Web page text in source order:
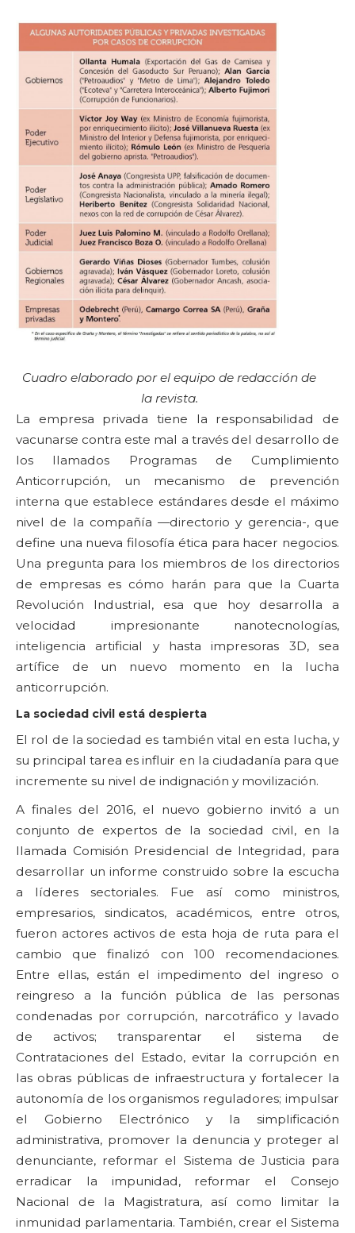
Cuadro elaborado por el equipo de redacción de
la revista.
La empresa privada tiene la responsabilidad de
vacunarse contra este mal a través del desarrollo de
los llamados Programas de Cumplimiento
Anticorrupción, un mecanismo de prevención
interna que establece estándares desde el máximo
nivel de la compañía —directorio y gerencia-, que
define una nueva filosofía ética para hacer negocios.
Una pregunta para los miembros de los directorios
de empresas es cómo harán para que la Cuarta
Revolución Industrial, esa que hoy desarrolla a
velocidad impresionante nanotecnologías,
inteligencia artificial y hasta impresoras 3D, sea
artífice de un nuevo momento en la lucha
anticorrupción.
La sociedad civil está despierta
El rol de la sociedad es también vital en esta lucha, y
su principal tarea es influir en la ciudadanía para que
incremente su nivel de indignación y movilización.
A finales del 2016, el nuevo gobierno invitó a un
conjunto de expertos de la sociedad civil, en la
llamada Comisión Presidencial de Integridad, para
desarrollar un informe construido sobre la escucha
a líderes sectoriales. Fue así como ministros,
empresarios, sindicatos, académicos, entre otros,
fueron actores activos de esta hoja de ruta para el
cambio que finalizó con 100 recomendaciones.
Entre ellas, están el impedimento del ingreso o
reingreso a la función pública de las personas
condenadas por corrupción, narcotráfico y lavado
de activos; transparentar el sistema de
Contrataciones del Estado, evitar la corrupción en
las obras públicas de infraestructura y fortalecer la
autonomía de los organismos reguladores; impulsar
el Gobierno Electrónico y la simplificación
administrativa, promover la denuncia y proteger al
denunciante, reformar el Sistema de Justicia para
erradicar la impunidad, reformar el Consejo
Nacional de la Magistratura, así como limitar la
inmunidad parlamentaria. También, crear el Sistema